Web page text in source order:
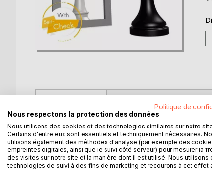
Go to work on Monday in a good mood and
stories and feel that you help make the
Patrick Vergult guides you through ten key
reason you work. Thanks to immediately
Politique de
Nous respectons la protection des données
Nous utilisons des cookies et des technologies similaires sur notre
Certains d'entre eux sont essentiels et techniquement nécessaires.
utilisons également des méthodes d'analyse (par exemple des
empreintes digitales, ainsi que le suivi côté serveur) pour mesurer la
des visites sur notre site et la manière dont il est utilisé. Nous utilisons
technologies de suivi à des fins de marketing et recourons à cet effet